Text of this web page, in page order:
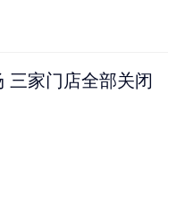
三家门店全部关闭